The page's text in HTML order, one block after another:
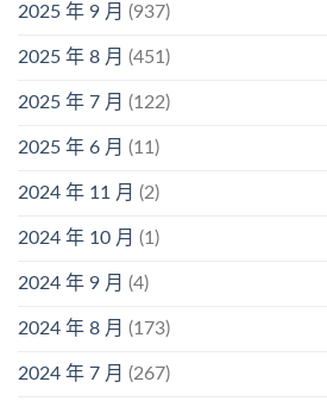
2025 年 9 月 (937)
2025 年 8 月 (451)
2025 年 7 月 (122)
2025 年 6 月 (11)
2024 年 11 月 (2)
2024 年 10 月 (1)
2024 年 9 月 (4)
2024 年 8 月 (173)
2024 年 7 月 (267)